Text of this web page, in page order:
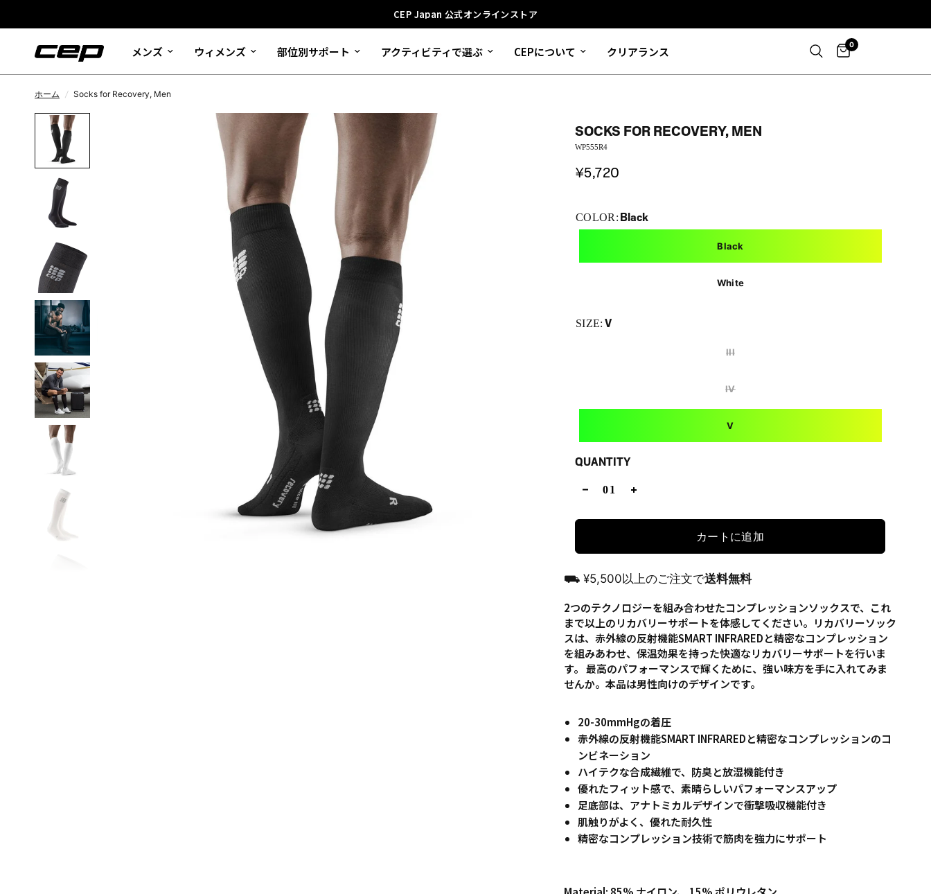
CEP Japan 公式オンラインストア
メンズ ウィメンズ 部位別サポート アクティビティで選ぶ CEPについて クリアランス 0
ホーム / Socks for Recovery, Men
SOCKS FOR RECOVERY, MEN
WP555R4
¥5,720
COLOR: Black
Black
White
SIZE: V
III
IV
V
QUANTITY
カートに追加
⛟ ¥5,500以上のご注文で送料無料
2つのテクノロジーを組み合わせたコンプレッションソックスで、これ
まで以上のリカバリーサポートを体感してください。リカバリーソック
スは、赤外線の反射機能SMART INFRAREDと精密なコンプレッション
を組みあわせ、保温効果を持った快適なリカバリーサポートを行いま
す。 最高のパフォーマンスで輝くために、強い味方を手に入れてみま
せんか。本品は男性向けのデザインです。
20-30mmHgの着圧
赤外線の反射機能SMART INFRAREDと精密なコンプレッションのコ
ンビネーション
ハイテクな合成繊維で、防臭と放湿機能付き
優れたフィット感で、素晴らしいパフォーマンスアップ
足底部は、アナトミカルデザインで衝撃吸収機能付き
肌触りがよく、優れた耐久性
精密なコンプレッション技術で筋肉を強力にサポート